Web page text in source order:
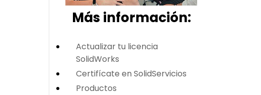
Más información:
Actualizar tu licencia
SolidWorks
Certifícate en SolidServicios
Productos